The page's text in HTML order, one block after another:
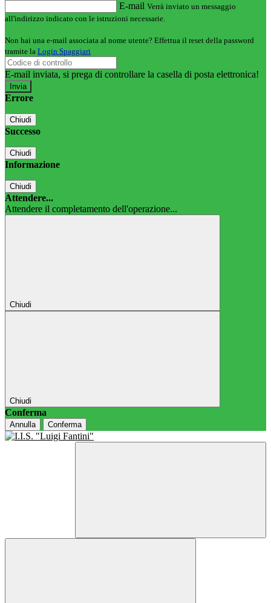
E-mail Verrà inviato un messaggio
all'indirizzo indicato con le istruzioni necessarie.
Non hai una e-mail associata al nome utente? Effettua il reset della password
tramite la Login Spaggiari
E-mail inviata, si prega di controllare la casella di posta elettronica!
Errore
Chiudi
Successo
Chiudi
Informazione
Chiudi
Attendere...
Attendere il completamento dell'operazione...
Chiudi
Chiudi
Conferma
Annulla Conferma